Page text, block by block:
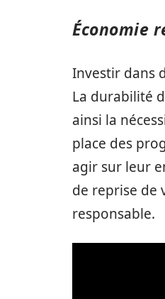
Économie
Investir dans
La durabilité
ainsi la
place des
agir sur leur
de reprise de
responsable.